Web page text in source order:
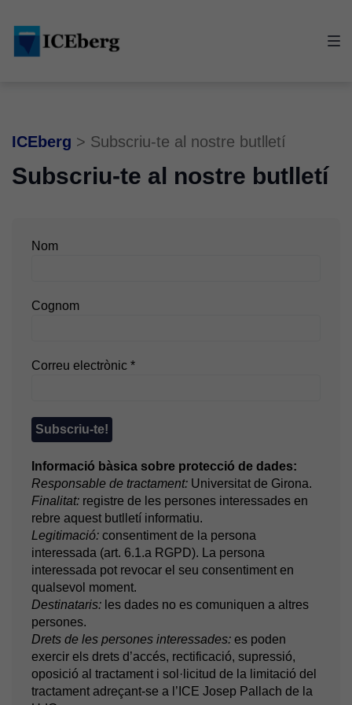
main
content
footer
ICEberg > Subscriu-te al nostre butlletí
Subscriu-te al nostre butlletí
Nom
Cognom
Correu electrònic *
Informació bàsica sobre protecció de dades:
Responsable de tractament: Universitat de Girona.
Finalitat: registre de les persones interessades en
rebre aquest butlletí informatiu.
Legitimació: consentiment de la persona
interessada (art. 6.1.a RGPD). La persona
interessada pot revocar el seu consentiment en
qualsevol moment.
Destinataris: les dades no es comuniquen a altres
persones.
Drets de les persones interessades: es poden
exercir els drets d’accés, rectificació, supressió,
oposició al tractament i sol·licitud de la limitació del
tractament adreçant-se a l’ICE Josep Pallach de la